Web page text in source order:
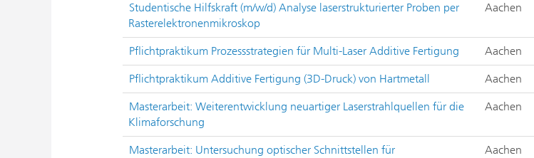
Studentische Hilfskraft (m/w/d) Analyse laserstrukturierter Proben per
Rasterelektronenmikroskop
Aachen
Pflichtpraktikum Prozessstrategien für Multi-Laser Additive Fertigung Aachen
Pflichtpraktikum Additive Fertigung (3D-Druck) von Hartmetall Aachen
Masterarbeit: Weiterentwicklung neuartiger Laserstrahlquellen für die
Klimaforschung
Aachen
Masterarbeit: Untersuchung optischer Schnittstellen für
Aachen